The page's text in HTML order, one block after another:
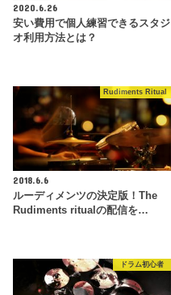
2020.6.26
安い費用で個人練習できるスタジ
オ利用方法とは？
Rudiments Ritual
2018.6.6
ルーディメンツの決定版！The
Rudiments ritualの配信を…
ドラム初心者